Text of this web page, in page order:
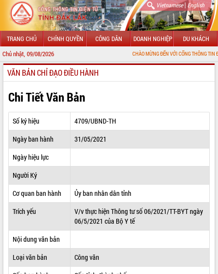
Vietnamese| English
TRANG CHỦ CHÍNH QUYỀN CÔNG DÂN DOANH NGHIỆP DU KHÁCH
Chủ nhật, 09/08/2026 CHÀO MỪNG ĐẾN VỚI CỔNG THÔNG TIN ĐIỆN TỬ
GIỚI THIỆU
LÃNH ĐẠO UBND TỈNH
TIN TỨC SỰ KIỆN
SỞ, BAN, NGÀNH
THÔNG TIN CHỈ ĐẠO ĐIỀU HÀNH
HỆ THỐNG VĂN BẢN
VĂN BẢN HĐND TỈNH
ĐIỂM TIN VĂN BẢN
VĂN BẢN CHỈ ĐẠO ĐIỀU HÀNH
Chi Tiết Văn Bản
Số ký hiệu
4709/UBND-TH
Ngày ban hành
31/05/2021
Ngày hiệu lực
Người Ký
Cơ quan ban hành
Ủy ban nhân dân tỉnh
Trích yếu
V/v thực hiện Thông tư số 06/2021/TT-BYT ngày
06/5/2021 của Bộ Y tế
Nội dung văn bản
Loại văn bản
Công văn